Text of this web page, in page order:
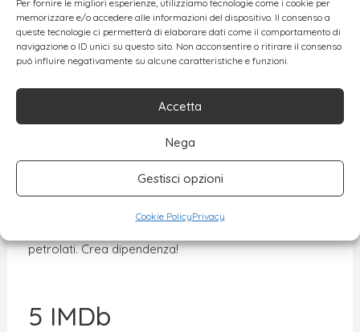
Per fornire le migliori esperienze, utilizziamo tecnologie come i cookie per
memorizzare e/o accedere alle informazioni del dispositivo. Il consenso a
queste tecnologie ci permetterà di elaborare dati come il comportamento di
navigazione o ID unici su questo sito. Non acconsentire o ritirare il consenso
può influire negativamente su alcune caratteristiche e funzioni.
Accetta
Nega
Gestisci opzioni
Cookie PolicyPrivacy
Repubblica.it tra “Le app per essere perfetti cittadini
green 2.0”.
di ingredienti, ovviamente scritti in inglese o
addirittura in una lingua morta, non è propriamente
facile. Ma qua ad ogni ingrediente viene assegnato un
colore diverso a seconda se è un buon ingrediente
naturale o meno. Dal verde al rosso, sarà molto più
facile e veloce stare lontane da parabeni, siliconi e
petrolati. Crea dipendenza!
5 IMDb